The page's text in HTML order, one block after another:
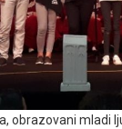
obrazovani mladi